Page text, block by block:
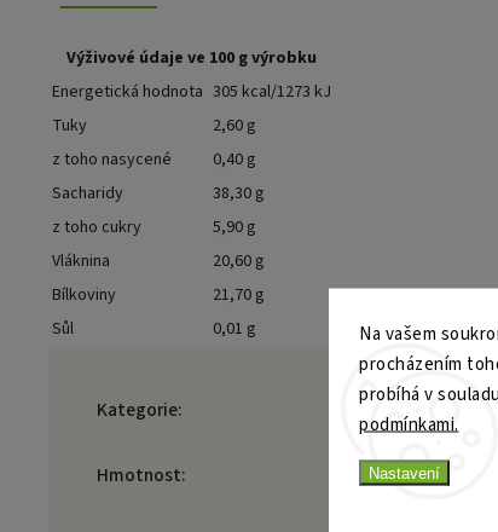
Na vašem
procházením
probíhá v
podmínkami.
Nastavení
Výživové údaje ve 100 g výrobku
Energetická hodnota 305 kcal/1273 kJ
Tuky
2,60 g
z toho nasycené
0,40 g
Sacharidy
38,30 g
z toho cukry
5,90 g
Vláknina
20,60 g
Bílkoviny
21,70 g
Sůl
0,01 g
Kategorie:
Hmotnost: